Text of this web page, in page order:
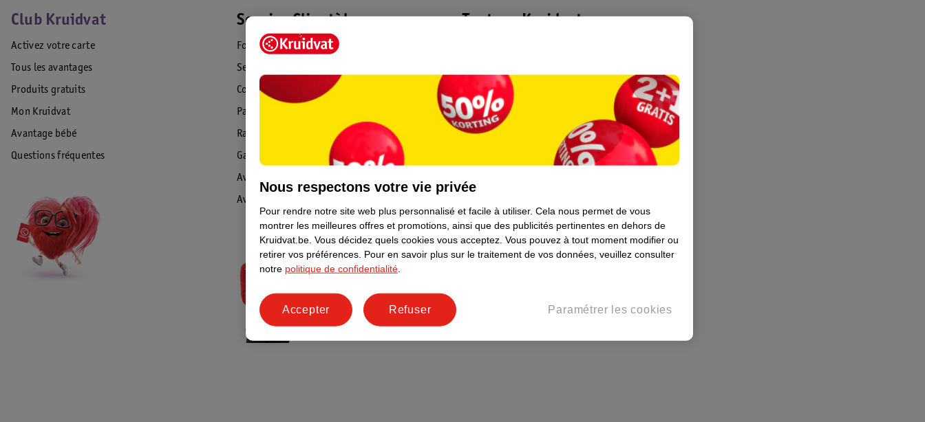
Club Kruidvat
Activez votre carte
Tous les avantages
Produits gratuits
Mon Kruidvat
Avantage bébé
Questions fréquentes
Service Clientèle
Foire aux questions
Service Clientèle
Commande & Livraison
Paiement
Rappel & Retour
Garantie
Avis de sécurité
Avis
Tout sur Kruidvat
Formule commerciale
Coordonnées de l’entreprise
Plus durable
Nous respectons votre vie privée
Pour rendre notre site web plus personnalisé et facile à utiliser. Cela nous permet de vous
montrer les meilleures offres et promotions, ainsi que des publicités pertinentes en dehors de
Kruidvat.be. Vous décidez quels cookies vous acceptez. Vous pouvez à tout moment modifier ou
retirer vos préférences. Pour en savoir plus sur le traitement de vos données, veuillez consulter
notre politique de confidentialité
Paramétrer les cookies
Refuser
Accepter